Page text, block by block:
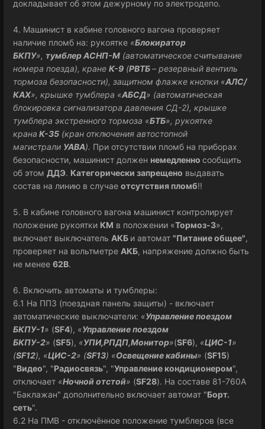
докладывает об этом дежурному по электродепо.
4. Машинист в кабине головного вагона проверяет
наличие пломб на: рукоятке «Блокиратор
БКПУ», тумблер АСНП-М (автоматическое считывание
номера поезда), кране К-9 (РВТБ– резервный вентиль
тормоза безопасности), защитном флажке кнопки «АЛС/
КАХ», крышке тумблера «АБСД» (автоматическая
блокировка сигнализатора давления СД-2), крышке
тумблера экстренного тормоза «БТБ», рукоятке
крана К-35 (кран отключения автостопной
магистрали УАВА). При отсутствии пломб на приборах
безопасности, машинист должен немедленно сообщить
об этом ДДЭ. Категорически запрещено выдавать
состав на линию в случае отсутствия пломб!!
5. В кабине головного вагона машинист контролирует
положение рукоятки КМ в положении «Тормоз-3»,
включает выключатель АКБ и автомат "Питание общее",
проверяет на вольтметре АКБ, напряжение должно быть
не менее 62В.
6. Включить автоматы и тумблеры:
6.1 На ППЗ (поездная панель защиты) - включает
автоматические выключатели: «Управление поездом
БКПУ-1» (SF4), «Управление поездом
БКПУ-2» (SF5), «УПИ,РПДП,Монитор»(SF6), «ЦИС-1»
(SF12), «ЦИС-2» (SF13) «Освещение кабины» (SF15)
"Видео", "Радиосвязь", "Управление кондиционером",
отключает «Ночной отстой» (SF28). На составе 81-760А
"Баклажан" дополнительно включает автомат "Борт.
сеть".
6.2 На ПМВ - отключённое положение тумблеров (все